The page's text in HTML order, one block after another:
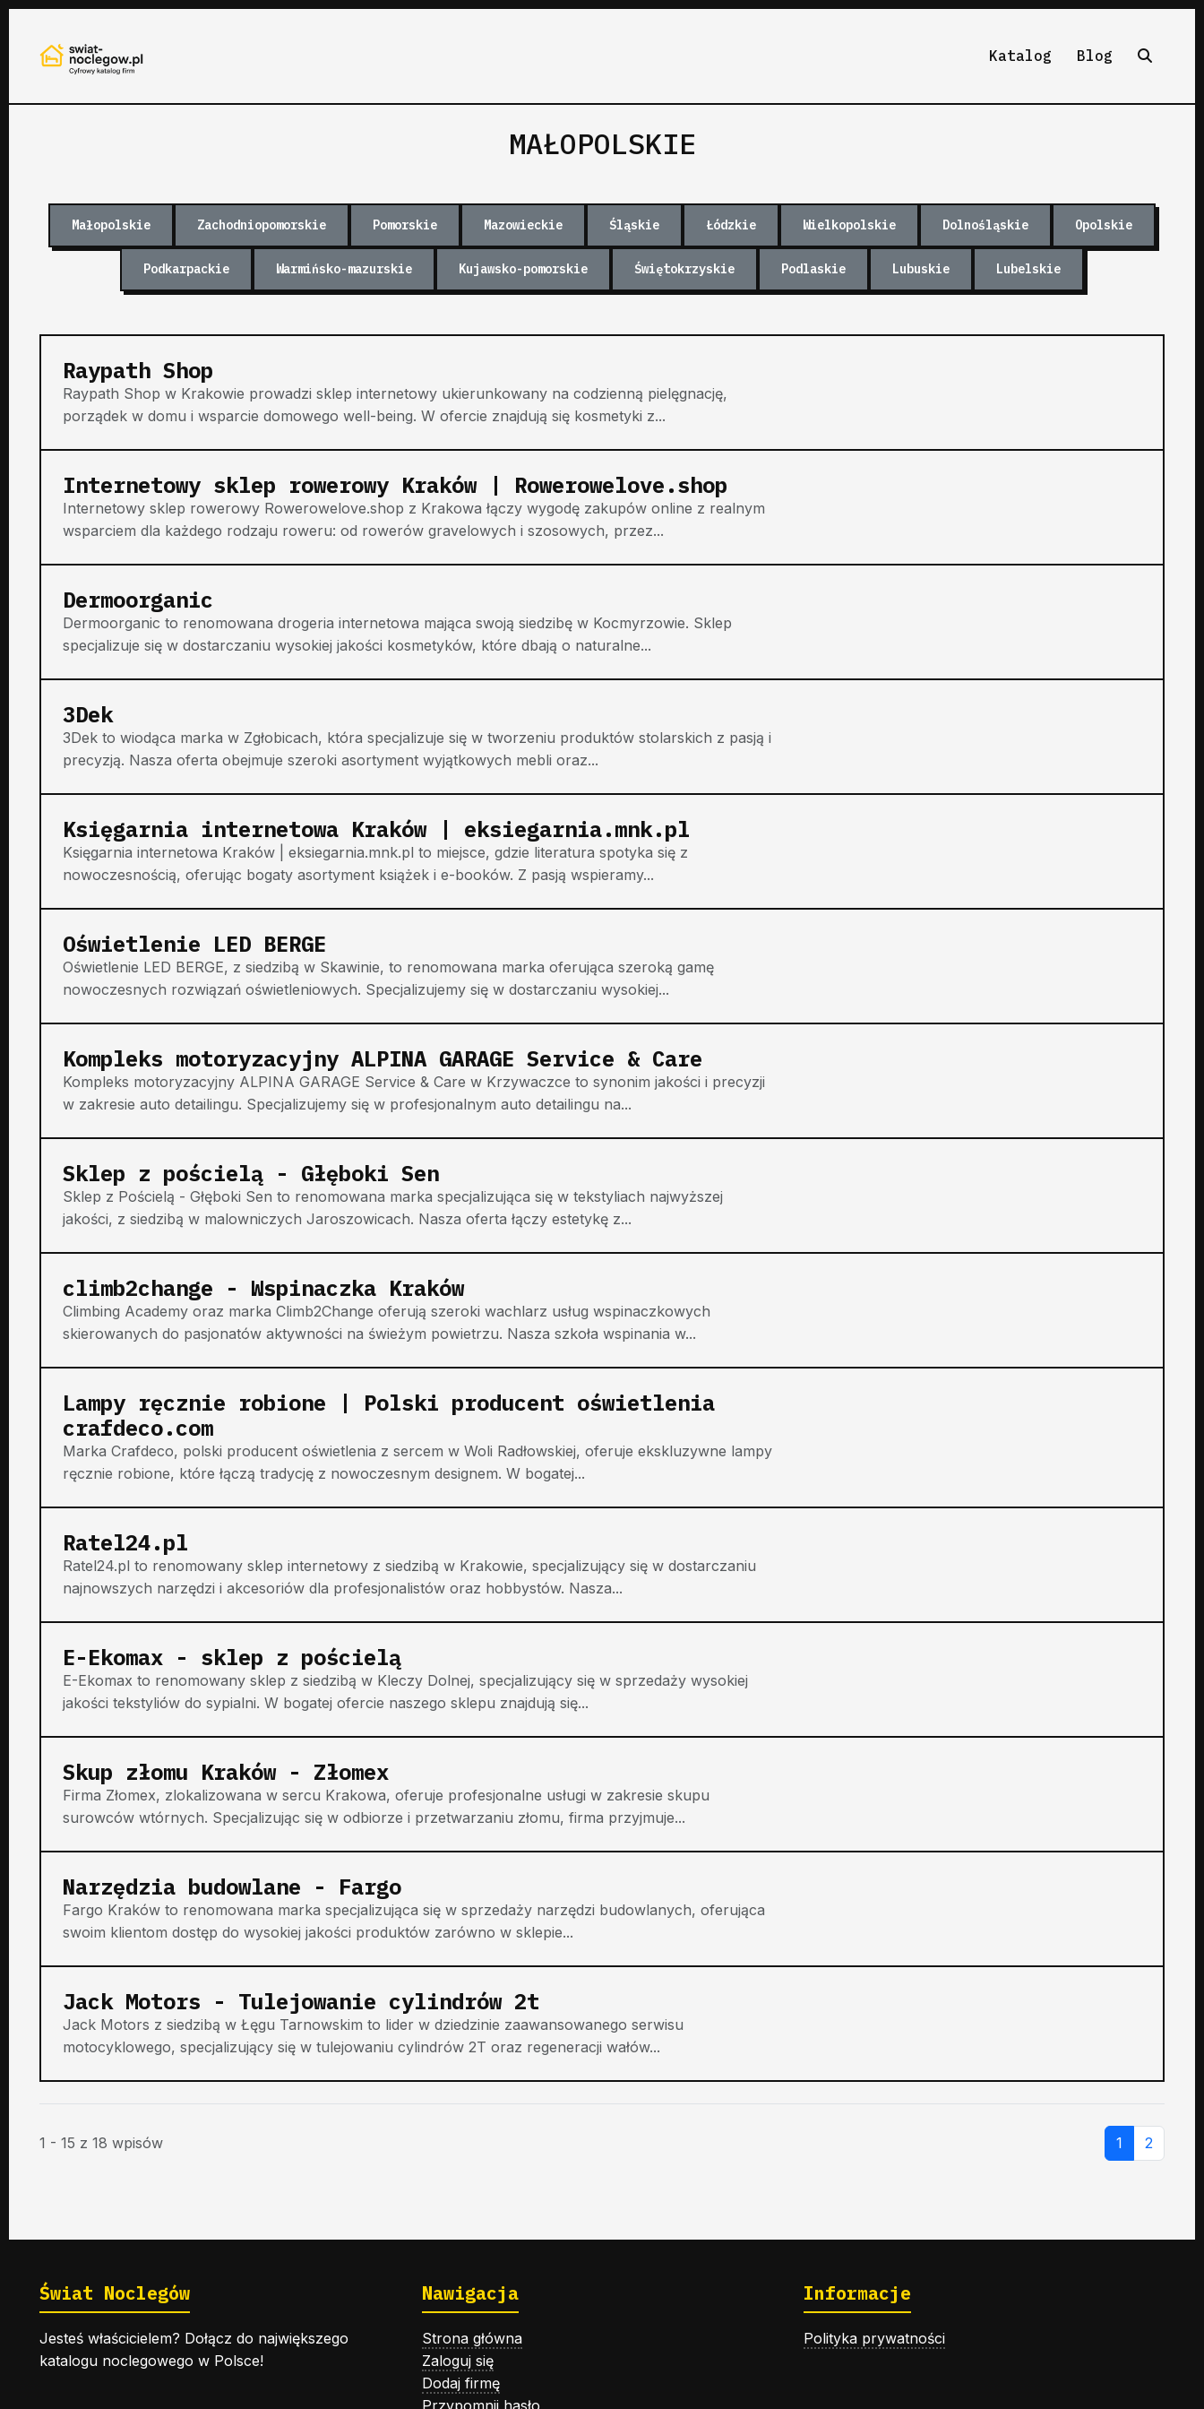
Katalog Blog
MAŁOPOLSKIE
Małopolskie Zachodniopomorskie Pomorskie Mazowieckie Śląskie Łódzkie Wielkopolskie Dolnośląskie Opolskie
Podkarpackie Warmińsko-mazurskie Kujawsko-pomorskie Świętokrzyskie Podlaskie Lubuskie Lubelskie
Raypath Shop
Raypath Shop w Krakowie prowadzi sklep internetowy ukierunkowany na codzienną pielęgnację,
porządek w domu i wsparcie domowego well-being. W ofercie znajdują się kosmetyki z...
Internetowy sklep rowerowy Kraków | Rowerowelove.shop
Internetowy sklep rowerowy Rowerowelove.shop z Krakowa łączy wygodę zakupów online z realnym
wsparciem dla każdego rodzaju roweru: od rowerów gravelowych i szosowych, przez...
Dermoorganic
Dermoorganic to renomowana drogeria internetowa mająca swoją siedzibę w Kocmyrzowie. Sklep
specjalizuje się w dostarczaniu wysokiej jakości kosmetyków, które dbają o naturalne...
3Dek
3Dek to wiodąca marka w Zgłobicach, która specjalizuje się w tworzeniu produktów stolarskich z pasją i
precyzją. Nasza oferta obejmuje szeroki asortyment wyjątkowych mebli oraz...
Księgarnia internetowa Kraków | eksiegarnia.mnk.pl
Księgarnia internetowa Kraków | eksiegarnia.mnk.pl to miejsce, gdzie literatura spotyka się z
nowoczesnością, oferując bogaty asortyment książek i e-booków. Z pasją wspieramy...
Oświetlenie LED BERGE
Oświetlenie LED BERGE, z siedzibą w Skawinie, to renomowana marka oferująca szeroką gamę
nowoczesnych rozwiązań oświetleniowych. Specjalizujemy się w dostarczaniu wysokiej...
Kompleks motoryzacyjny ALPINA GARAGE Service & Care
Kompleks motoryzacyjny ALPINA GARAGE Service & Care w Krzywaczce to synonim jakości i precyzji
w zakresie auto detailingu. Specjalizujemy się w profesjonalnym auto detailingu na...
Sklep z pościelą - Głęboki Sen
Sklep z Pościelą - Głęboki Sen to renomowana marka specjalizująca się w tekstyliach najwyższej
jakości, z siedzibą w malowniczych Jaroszowicach. Nasza oferta łączy estetykę z...
climb2change - Wspinaczka Kraków
Climbing Academy oraz marka Climb2Change oferują szeroki wachlarz usług wspinaczkowych
skierowanych do pasjonatów aktywności na świeżym powietrzu. Nasza szkoła wspinania w...
Lampy ręcznie robione | Polski producent oświetlenia
crafdeco.com
Marka Crafdeco, polski producent oświetlenia z sercem w Woli Radłowskiej, oferuje ekskluzywne lampy
ręcznie robione, które łączą tradycję z nowoczesnym designem. W bogatej...
Ratel24.pl
Ratel24.pl to renomowany sklep internetowy z siedzibą w Krakowie, specjalizujący się w dostarczaniu
najnowszych narzędzi i akcesoriów dla profesjonalistów oraz hobbystów. Nasza...
E-Ekomax - sklep z pościelą
E-Ekomax to renomowany sklep z siedzibą w Kleczy Dolnej, specjalizujący się w sprzedaży wysokiej
jakości tekstyliów do sypialni. W bogatej ofercie naszego sklepu znajdują się...
Skup złomu Kraków - Złomex
Firma Złomex, zlokalizowana w sercu Krakowa, oferuje profesjonalne usługi w zakresie skupu
surowców wtórnych. Specjalizując się w odbiorze i przetwarzaniu złomu, firma przyjmuje...
Narzędzia budowlane - Fargo
Fargo Kraków to renomowana marka specjalizująca się w sprzedaży narzędzi budowlanych, oferująca
swoim klientom dostęp do wysokiej jakości produktów zarówno w sklepie...
Jack Motors - Tulejowanie cylindrów 2t
Jack Motors z siedzibą w Łęgu Tarnowskim to lider w dziedzinie zaawansowanego serwisu
motocyklowego, specjalizujący się w tulejowaniu cylindrów 2T oraz regeneracji wałów...
1 - 15 z 18 wpisów 1 2
Świat Noclegów
Jesteś właścicielem? Dołącz do największego
katalogu noclegowego w Polsce!
Nawigacja
Strona główna
Zaloguj się
Dodaj firmę
Przypomnij hasło
Informacje
Polityka prywatności